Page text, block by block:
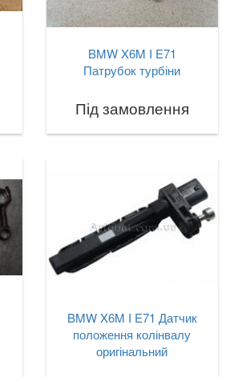
BMW X6M I E71
Патрубок турбіни
Під замовлення
BMW X6M I E71 Датчик
положення колінвалу
оригінальний